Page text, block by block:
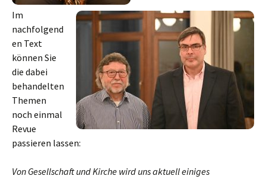
Im
nachfolgend
en Text
können Sie
die dabei
behandelten
Themen
noch einmal
Revue
passieren lassen:
Von Gesellschaft und Kirche wird uns aktuell einiges